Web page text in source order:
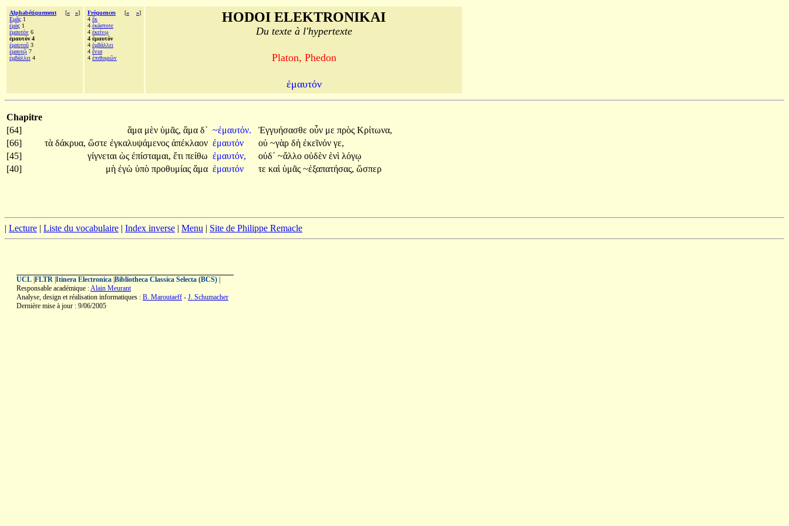
Alphabétiquement [« »]
Εμᾶς 1
ἐμὰς 1
ἐμαυτὸν 6
ἐμαυτόν 4
ἐμαυτοῦ 3
ἐμαυτῷ 7
ἐμβάλλει 4
Fréquences [« »]
4 ἔκ
4 ἑκάστοτε
4 ἐκείνῳ
4 ἐμαυτόν
4 ἐμβάλλει
4 ἔνια
4 ἐπιθυμιῶν
HODOI ELEKTRONIKAI
Du texte à l'hypertexte
Platon, Phedon
ἐμαυτόν
Chapitre
[64]
ἅμα μὲν ὑμᾶς, ἅμα δ᾽ ~ἐμαυτόν. Ἐγγυήσασθε οὖν με πρὸς Κρίτωνα,
[66]
τὰ δάκρυα, ὥστε ἐγκαλυψάμενος ἀπέκλαον ἐμαυτόν οὐ ~γὰρ δὴ ἐκεῖνόν γε,
[45]
γίγνεται ὡς ἐπίσταμαι, ἔτι πείθω ἐμαυτόν, οὐδ᾽ ~ἄλλο οὐδὲν ἑνὶ λόγῳ
[40]
μὴ ἐγὼ ὑπὸ προθυμίας ἅμα ἐμαυτόν τε καὶ ὑμᾶς ~ἐξαπατήσας, ὥσπερ
| Lecture | Liste du vocabulaire | Index inverse | Menu | Site de Philippe Remacle
UCL FLTR Itinera Electronica Bibliotheca Classica Selecta (BCS)
Responsable académique :Alain Meurant
Analyse, design et réalisation informatiques : B. Maroutaeff - J. Schumacher
Dernière mise à jour : 9/06/2005